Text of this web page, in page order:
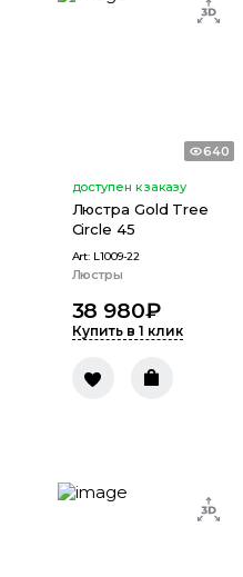
640
доступен к заказу
Люстра Gold Tree
Сircle 45
Art: L1009-22
Люстры
38 980₽
Купить в 1 клик